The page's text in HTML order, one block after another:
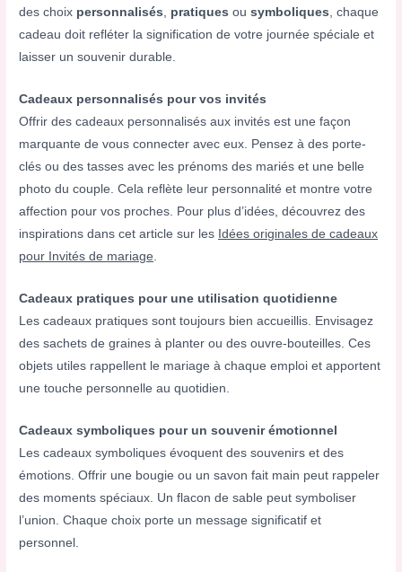
des choix personnalisés pratiques ousymboliques , chaque
cadeau doit refléter la signification de votre journée spéciale et
laisser un souvenir durable.
Cadeaux personnalisés pour vos invités
Offrir des cadeaux personnalisés aux invités est une façon
marquante de vous connecter avec eux. Pensez à des porte-
clés ou des tasses avec les prénoms des mariés et une belle
photo du couple. Cela reflète leur personnalité et montre votre
affection pour vos proches. Pour plus d’idées, découvrez des
inspirations dans cet article sur les Idées originales de cadeaux
pour Invités de mariage
Cadeaux pratiques pour une utilisation quotidienne
Les cadeaux pratiques sont toujours bien accueillis. Envisagez
des sachets de graines à planter ou des ouvre-bouteilles. Ces
objets utiles rappellent le mariage à chaque emploi et apportent
une touche personnelle au quotidien.
Cadeaux symboliques pour un souvenir émotionnel
Les cadeaux symboliques évoquent des souvenirs et des
émotions. Offrir une bougie ou un savon fait main peut rappeler
des moments spéciaux. Un flacon de sable peut symboliser
l’union. Chaque choix porte un message significatif et
personnel.